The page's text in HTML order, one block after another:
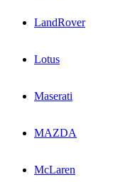
LandRover
Lotus
Maserati
MAZDA
McLaren